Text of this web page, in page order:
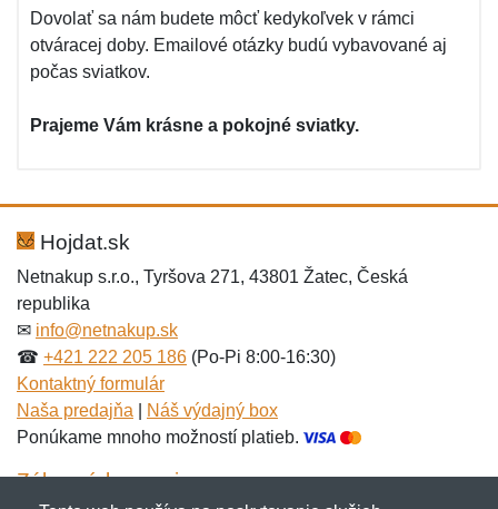
Dovolať sa nám budete môcť kedykoľvek v rámci
otváracej doby. Emailové otázky budú vybavované aj
počas sviatkov.
Prajeme Vám krásne a pokojné sviatky.
Hojdat.sk
Netnakup s.r.o., Tyršova 271, 43801 Žatec, Česká
republika
✉ info@netnakup.sk
☎ +421 222 205 186 (Po-Pi 8:00-16:30)
Kontaktný formulár
Naša predajňa
Náš výdajný box
Ponúkame mnoho možností platieb.
Zákaznícky servis